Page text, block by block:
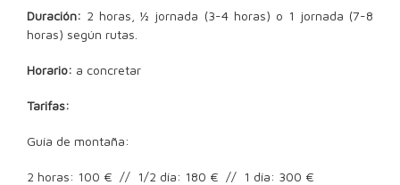
Duración: 2 horas, ½ jornada (3-4 horas) o 1 jornada (7-8
horas) según rutas.
Horario: a concretar
Tarifas:
Guía de montaña:
2 horas: 100 € // 1/2 día: 180 € // 1 día: 300 €